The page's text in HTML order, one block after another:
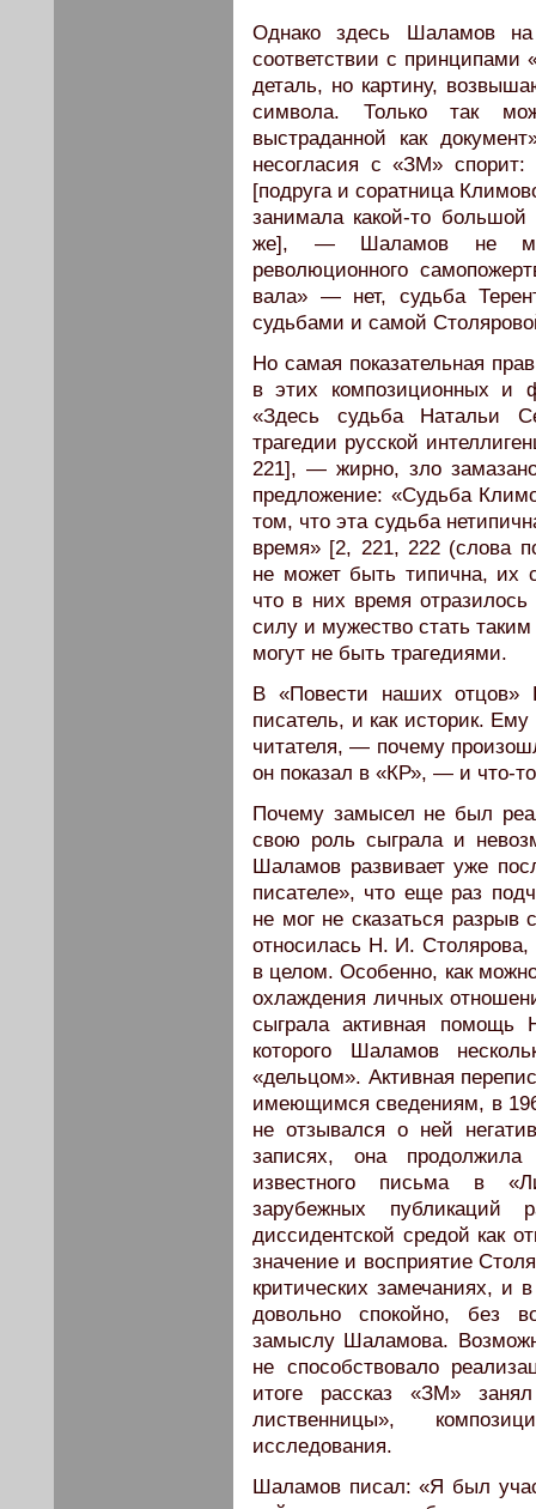
Однако здесь Шаламов
соответствии с принципами
деталь, но картину,
символа. Только так
выстраданной как
несогласия с «ЗМ»
[подруга и соратница
занимала какой-то
же], — Шаламов не
революционного
вала» — нет, судьба
судьбами и самой
Но самая показательная
в этих композиционных и
«Здесь судьба Натальи
трагедии русской
221], — жирно, зло
предложение: «Судьба
том, что эта судьба
время» [2, 221, 222 (слова
не может быть типична, их
что в них время
силу и мужество стать
могут не быть трагедиями.
В «Повести наших отцов»
писатель, и как историк.
читателя, — почему
он показал в «КР», — и что-
Почему замысел не был
свою роль сыграла и
Шаламов развивает уже
писателе», что еще раз
не мог не сказаться
относилась Н. И. Столярова,
в целом. Особенно, как
охлаждения личных
сыграла активная
которого Шаламов
«дельцом». Активная
имеющимся сведениям, в
не отзывался о ней
записях, она
известного письма в
зарубежных публикаций
диссидентской средой как
значение и восприятие
критических замечаниях, и
довольно спокойно, без
замыслу Шаламова.
не способствовало
итоге рассказ «ЗМ»
лиственницы»,
исследования.
Шаламов писал: «Я был